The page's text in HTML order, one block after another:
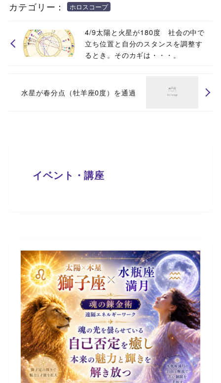
カテゴリー： ホロスコープ
4/9太陽と火星が180度 社会の中で
立ち位置と自分のスタンスを調整す
るとき。そのカギは・・・。
水星が春分点（牡羊座0度）を通過
イベント・講座